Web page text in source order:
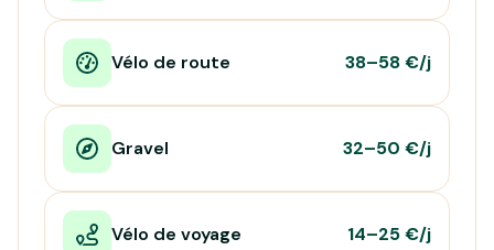
Vélo de route 38–58 €/j
Gravel 32–50 €/j
Vélo de voyage 14–25 €/j